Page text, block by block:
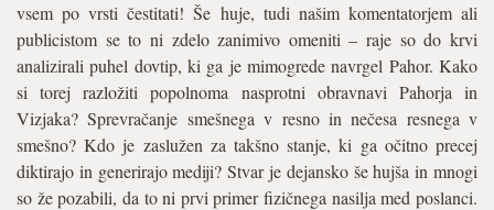
vsem po vrsti čestitati! Še huje, tudi našim komentatorjem ali
publicistom se to ni zdelo zanimivo omeniti – raje so do krvi
analizirali puhel dovtip, ki ga je mimogrede navrgel Pahor. Kako
si torej razložiti popolnoma nasprotni obravnavi Pahorja in
Vizjaka? Sprevračanje smešnega v resno in nečesa resnega v
smešno? Kdo je zaslužen za takšno stanje, ki ga očitno precej
diktirajo in generirajo mediji? Stvar je dejansko še hujša in mnogi
so že pozabili, da to ni prvi primer fizičnega nasilja med poslanci.